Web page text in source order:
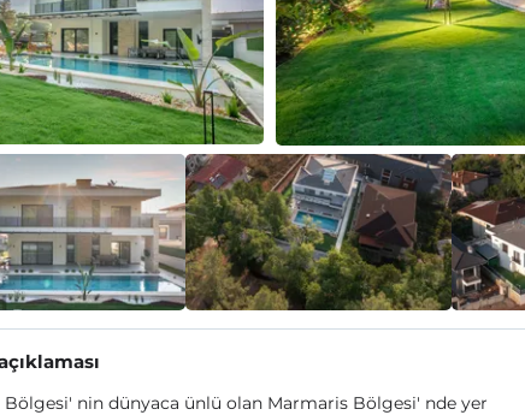
nin dünyaca ünlü olan Marmaris Bölgesi' nde yer